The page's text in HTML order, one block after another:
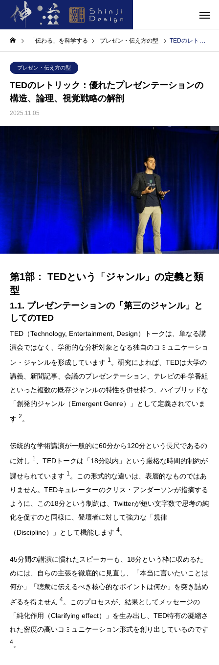
「伝わる」を科学する プレゼン・伝え方の型 TEDのレトリック：優れたプレゼンテーションの構造、論理、視覚戦略の解剖
プレゼン・伝え方の型
TEDのレトリック：優れたプレゼンテーションの
構造、論理、視覚戦略の解剖
2025.11.05
第1部： TEDという「ジャンル」の定義と類
型
1.1. プレゼンテーションの「第三のジャンル」と
してのTED
TED（Technology, Entertainment, Design）トークは、単なる講
演会ではなく、学術的な分析対象となる独自のコミュニケーショ
ン・ジャンルを形成しています 1 。研究によれば、TEDは大学の
講義、新聞記事、会議のプレゼンテーション、テレビの科学番組
といった複数の既存ジャンルの特性を併せ持つ、ハイブリッドな
「創発的ジャンル（Emergent Genre）」として定義されていま
す 2 。
伝統的な学術講演が一般的に60分から120分という長尺であるの
に対し 1
、TEDトークは「18分以内」という厳格な時間的制約が
課せられています 1 。この形式的な違いは、表層的なものではあ
りません。TEDキュレーターのクリス・アンダーソンが指摘する
ように、この18分という制約は、Twitterが短い文字数で思考の純
化を促すのと同様に、登壇者に対して強力な「規律
（Discipline）」として機能します 4。
45分間の講演に慣れたスピーカーも、18分という枠に収めるた
めには、自らの主張を徹底的に見直し、「本当に言いたいことは
何か」「聴衆に伝えるべき核心的なポイントは何か」を突き詰め
ざるを得ません 4。このプロセスが、結果としてメッセージの
「純化作用（Clarifying effect）」を生み出し、TED特有の凝縮さ
れた密度の高いコミュニケーション形式を創り出しているのです
4。